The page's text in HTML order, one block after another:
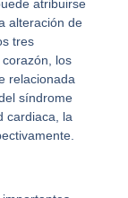
atribuirse
alteración de
tres
los
relacionada
síndrome
cardiaca, la